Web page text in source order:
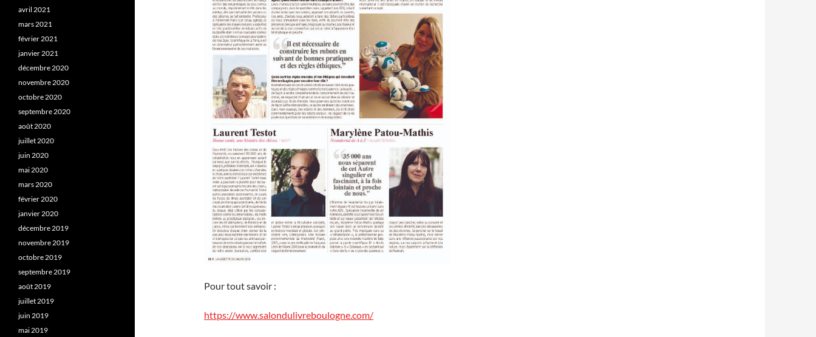
Pour tout savoir :
https://www.salondulivreboulogne.com/
avril 2021
mars 2021
février 2021
janvier 2021
décembre 2020
novembre 2020
octobre 2020
septembre 2020
août 2020
juillet 2020
juin 2020
mai 2020
mars 2020
février 2020
janvier 2020
décembre 2019
novembre 2019
octobre 2019
septembre 2019
août 2019
juillet 2019
juin 2019
mai 2019